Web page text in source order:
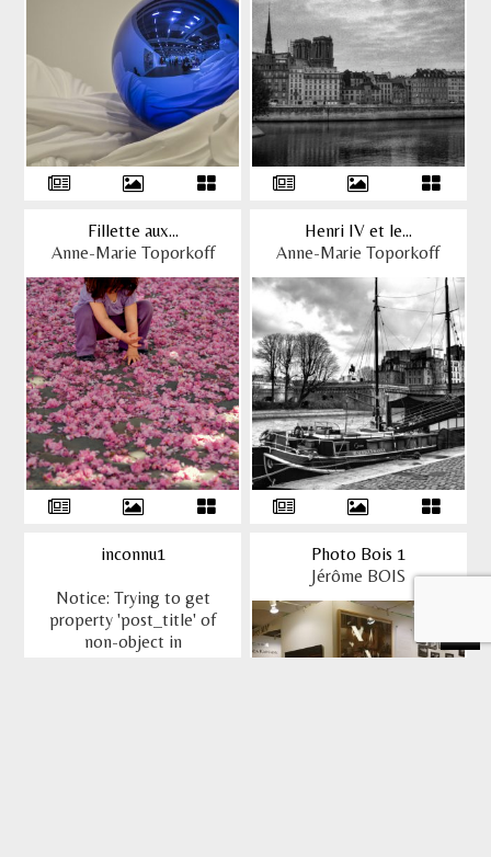
Fillette aux...
Anne-Marie Toporkoff
Henri IV et le...
Anne-Marie Toporkoff
inconnu1
Notice: Trying to get
property 'post_title' of
non-object in
Photo Bois 1
Jérôme BOIS